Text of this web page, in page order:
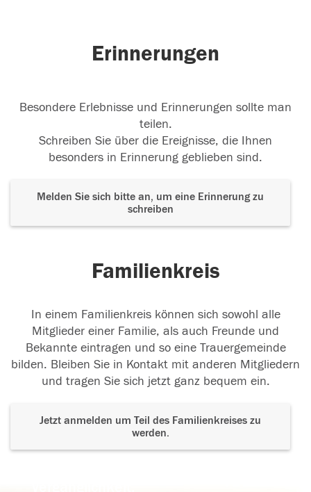
Erinnerungen
Besondere Erlebnisse und Erinnerungen sollte man
teilen.
Schreiben Sie über die Ereignisse, die Ihnen
besonders in Erinnerung geblieben sind.
Melden Sie sich bitte an, um eine Erinnerung zu
schreiben
Familienkreis
In einem Familienkreis können sich sowohl alle
Mitglieder einer Familie, als auch Freunde und
Bekannte eintragen und so eine Trauergemeinde
bilden. Bleiben Sie in Kontakt mit anderen Mitgliedern
und tragen Sie sich jetzt ganz bequem ein.
Jetzt anmelden um Teil des Familienkreises zu
werden.